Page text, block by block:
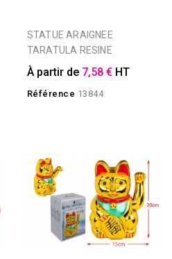
STATUE ARAIGNEE
TARATULA RESINE
À partir de 7,58 € HT
Référence 13844